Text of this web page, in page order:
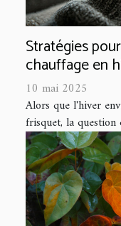
Stratégies
chauffage en
10 mai 2025
Alors que l'hiver
frisquet, la question